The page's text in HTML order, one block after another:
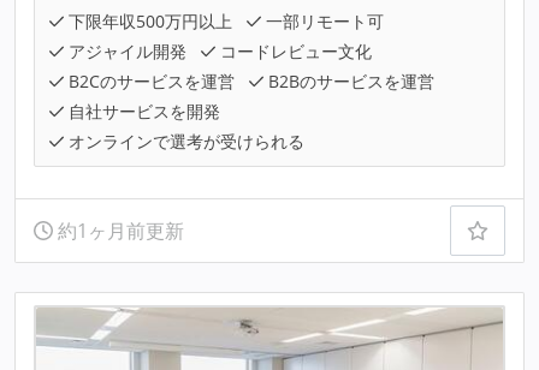
下限年収500万円以上
一部リモート可
アジャイル開発
コードレビュー文化
B2Cのサービスを運営
B2Bのサービスを運営
自社サービスを開発
オンラインで選考が受けられる
約1ヶ月前更新